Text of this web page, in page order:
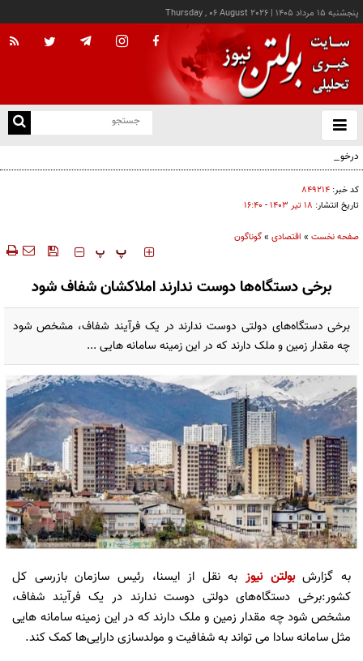
پنجشنبه ۱۵ مرداد ۱۴۰۵ |
Thursday , 06 August 2026
باز
و
درخواست شرکت گاز مازندران برای آمادگی مشترکان دربرابر زمستان
کد خبر: ۸۴۹۲۱۴
تاریخ انتشار: ۱۸ تير ۱۴۰۳ - ۱۶:۴۰
صفحه نخست » اقتصادی »گوناگون
‍‍‍ پ پ
برخی دستگاه‌ها دوست ندارند املاکشان شفاف شود
برخی دستگاه‌های دولتی دوست ندارند در یک فرآیند شفاف، مشخص شود
چه مقدار زمین و ملک دارند که در این زمینه سامانه هایی ...
به گزارشبولتن نیوزبه نقل از ایسنا، رئیس سازمان بازرسی کل
کشور:برخی دستگاه‌های دولتی دوست ندارند در یک فرآیند شفاف،
مشخص شود چه مقدار زمین و ملک دارند که در این زمینه سامانه هایی
مثل سامانه سادا می تواند به شفافیت و مولدسازی دارایی‌ها کمک کند.